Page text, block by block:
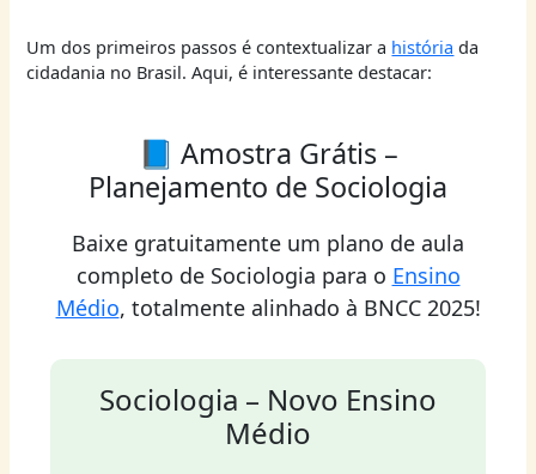
Um dos primeiros passos é contextualizar a história da
cidadania no Brasil. Aqui, é interessante destacar:
📘 Amostra Grátis –
Planejamento de Sociologia
Baixe gratuitamente um plano de aula
completo de Sociologia para o Ensino
Médio, totalmente alinhado à BNCC 2025!
Sociologia – Novo Ensino
Médio